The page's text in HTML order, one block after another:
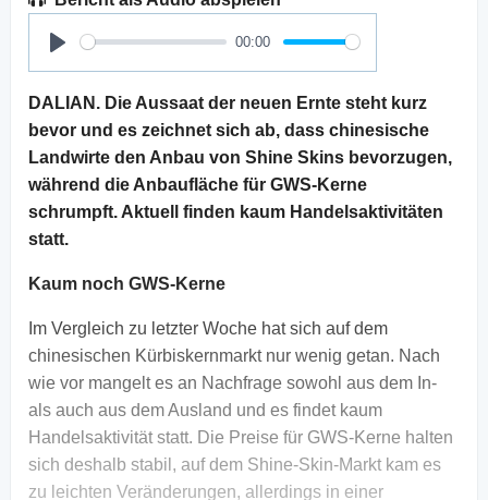
Play
00:00
DALIAN. Die Aussaat der neuen Ernte steht kurz
bevor und es zeichnet sich ab, dass chinesische
Landwirte den Anbau von Shine Skins bevorzugen,
während die Anbaufläche für GWS-Kerne
schrumpft. Aktuell finden kaum Handelsaktivitäten
statt.
Kaum noch GWS-Kerne
Im Vergleich zu letzter Woche hat sich auf dem
chinesischen Kürbiskernmarkt nur wenig getan. Nach
wie vor mangelt es an Nachfrage sowohl aus dem In-
als auch aus dem Ausland und es findet kaum
Handelsaktivität statt. Die Preise für GWS-Kerne halten
sich deshalb stabil, auf dem Shine-Skin-Markt kam es
zu leichten Veränderungen, allerdings in einer